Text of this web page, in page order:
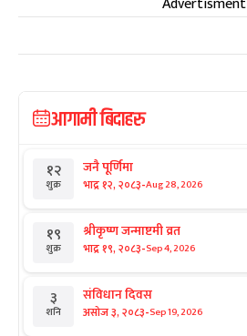
आगामी बिदाहरु
१२
शुक्र
जनै पूर्णिमा
भाद्र १२, २०८३-Aug 28, 2026
१९
शुक्र
श्रीकृष्ण जन्माष्टमी व्रत
भाद्र १९, २०८३-Sep 4, 2026
३
शनि
संविधान दिवस
असोज ३, २०८३-Sep 19, 2026